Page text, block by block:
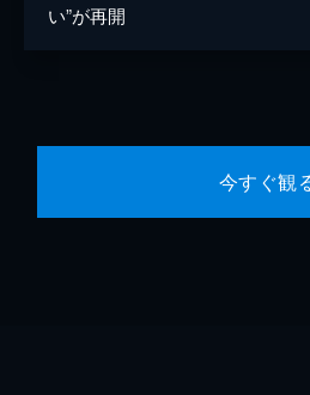
い”が再開
今すぐ観